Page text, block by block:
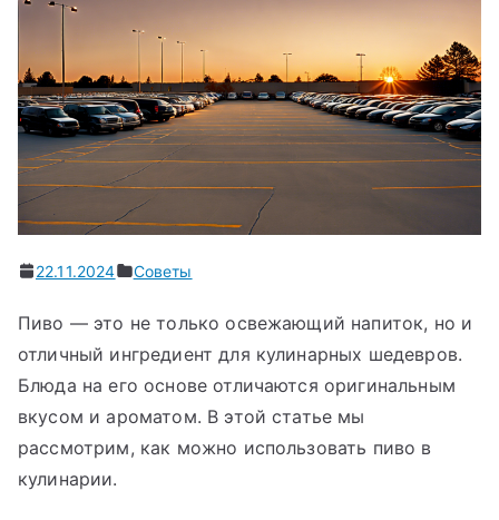
22.11.2024 Советы
Пиво — это не только освежающий напиток, но и
отличный ингредиент для кулинарных шедевров.
Блюда на его основе отличаются оригинальным
вкусом и ароматом. В этой статье мы
рассмотрим, как можно использовать пиво в
кулинарии.